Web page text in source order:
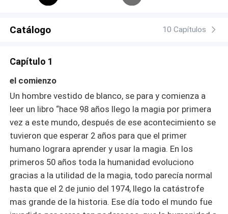
Catálogo 10 Capítulos
Capítulo 1
el comienzo
Un hombre vestido de blanco, se para y comienza a
leer un libro “hace 98 años llego la magia por primera
vez a este mundo, después de ese acontecimiento se
tuvieron que esperar 2 años para que el primer
humano lograra aprender y usar la magia. En los
primeros 50 años toda la humanidad evoluciono
gracias a la utilidad de la magia, todo parecía normal
hasta que el 2 de junio del 1974, llego la catástrofe
mas grande de la historia. Ese día todo el mundo fue